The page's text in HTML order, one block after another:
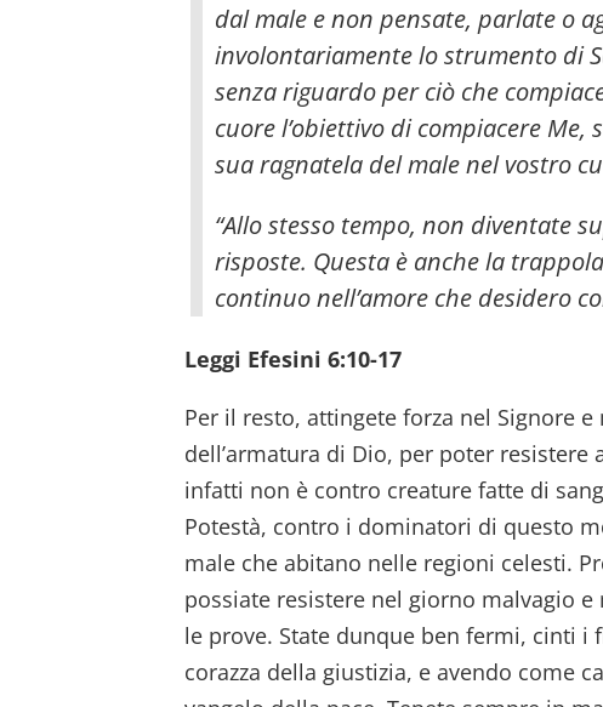
dal male e non pensate, parlate o
involontariamente lo strumento di
senza riguardo per ciò che
cuore l’obiettivo di compiacere
sua ragnatela del male nel vostro
“Allo stesso tempo, non diventate
risposte. Questa è anche la
continuo nell’amore che desidero
Leggi Efesini 6:10-17
Per il resto, attingete forza nel Signore
dell’armatura di Dio, per poter
infatti non è contro creature fatte di
Potestà, contro i dominatori di questo
male che abitano nelle regioni celesti.
possiate resistere nel giorno malvagio
le prove. State dunque ben fermi, cinti i
corazza della giustizia, e avendo come